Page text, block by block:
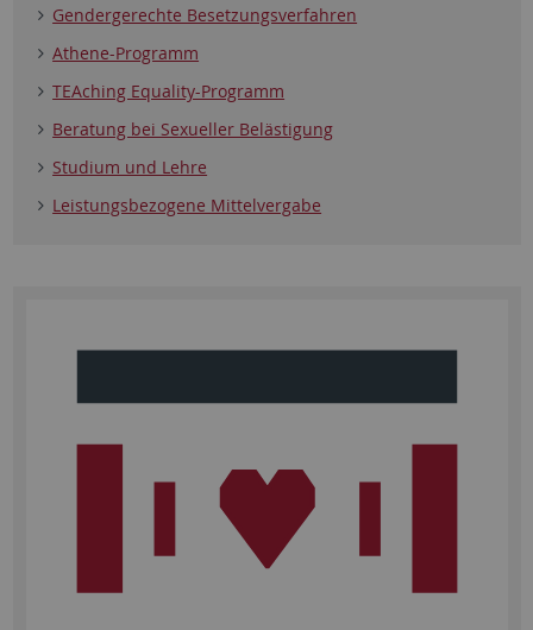
Gendergerechte Besetzungsverfahren
Athene-Programm
TEAching Equality-Programm
Beratung bei Sexueller Belästigung
Studium und Lehre
Leistungsbezogene Mittelvergabe